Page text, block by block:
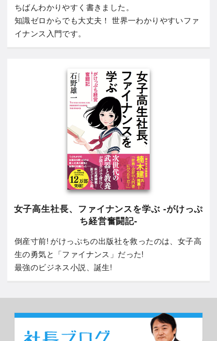
ちばんわかりやすく書きました。
知識ゼロからでも大丈夫！ 世界一わかりやすいファ
イナンス入門です。
女子高生社長、ファイナンスを学ぶ -がけっぷ
ち経営奮闘記-
倒産寸前! がけっぷちの出版社を救ったのは、女子高
生の勇気と「ファイナンス」だった!
最強のビジネス小説、誕生!